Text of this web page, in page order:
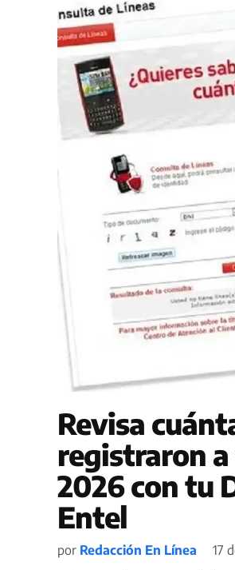
Revisa
registraron
2026 con tu
Entel
por Redacción En Línea 17